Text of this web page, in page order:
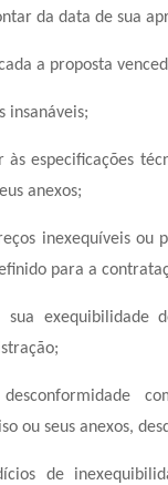
da data de sua
a proposta
insanáveis;
às especificações
anexos;
inexequíveis ou
para a
exequibilidade
ou seus anexos,
de